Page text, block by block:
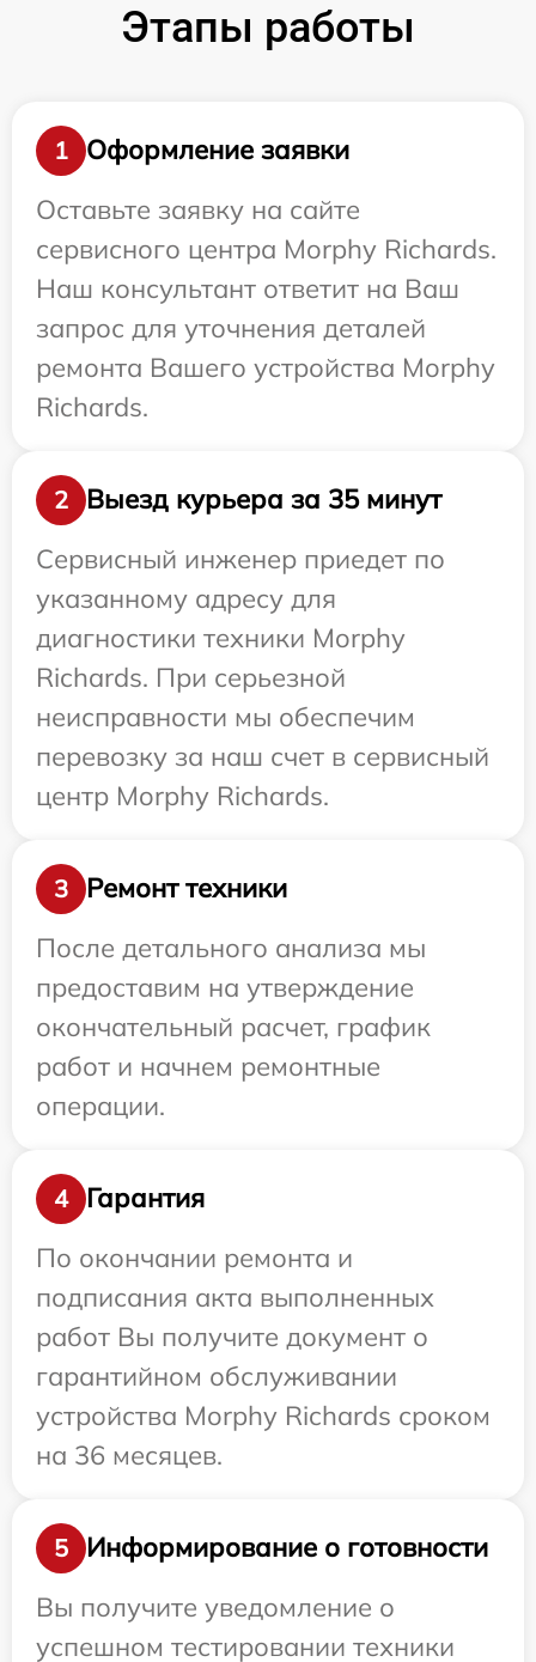
Этапы работы
1
Оформление заявки
Оставьте заявку на сайте
сервисного центра Morphy Richards.
Наш консультант ответит на Ваш
запрос для уточнения деталей
ремонта Вашего устройства Morphy
Richards.
2
Выезд курьера за 35 минут
Сервисный инженер приедет по
указанному адресу для
диагностики техники Morphy
Richards. При серьезной
неисправности мы обеспечим
перевозку за наш счет в сервисный
центр Morphy Richards.
3
Ремонт техники
После детального анализа мы
предоставим на утверждение
окончательный расчет, график
работ и начнем ремонтные
операции.
4
Гарантия
По окончании ремонта и
подписания акта выполненных
работ Вы получите документ о
гарантийном обслуживании
устройства Morphy Richards сроком
на 36 месяцев.
5
Информирование о готовности
Вы получите уведомление о
успешном тестировании техники